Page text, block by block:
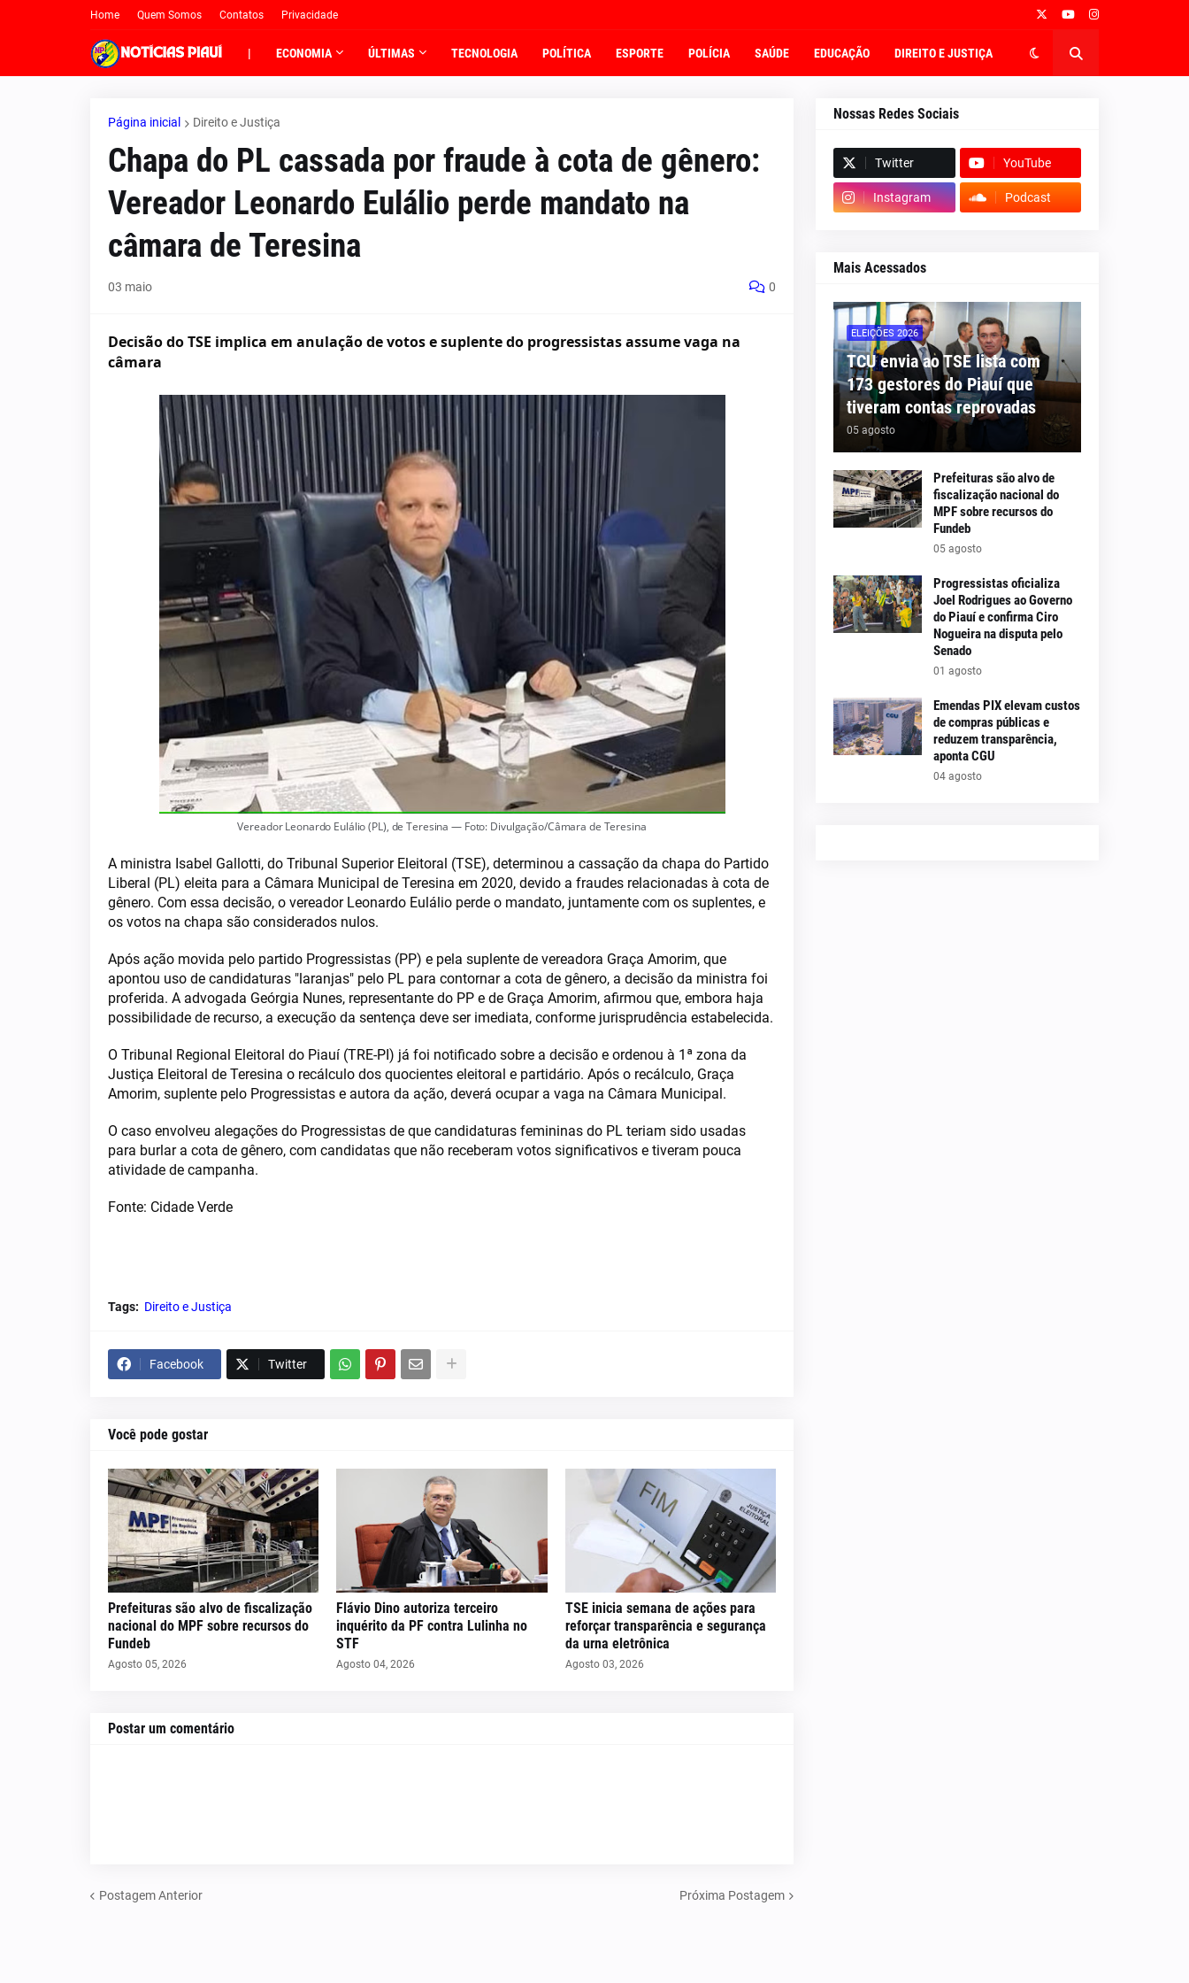
Home Quem Somos Contatos Privacidade
| ECONOMIA ÚLTIMAS TECNOLOGIA POLÍTICA ESPORTE POLÍCIA SAÚDE EDUCAÇÃO DIREITO E JUSTIÇA
Página inicial Direito e Justiça
Chapa do PL cassada por fraude à cota de gênero:
Vereador Leonardo Eulálio perde mandato na
câmara de Teresina
03 maio 0
Decisão do TSE implica em anulação de votos e suplente do progressistas assume vaga na
câmara
Vereador Leonardo Eulálio (PL), de Teresina — Foto: Divulgação/Câmara de Teresina
A ministra Isabel Gallotti, do Tribunal Superior Eleitoral (TSE), determinou a cassação da chapa do Partido
Liberal (PL) eleita para a Câmara Municipal de Teresina em 2020, devido a fraudes relacionadas à cota de
gênero. Com essa decisão, o vereador Leonardo Eulálio perde o mandato, juntamente com os suplentes, e
os votos na chapa são considerados nulos.
Após ação movida pelo partido Progressistas (PP) e pela suplente de vereadora Graça Amorim, que
apontou uso de candidaturas "laranjas" pelo PL para contornar a cota de gênero, a decisão da ministra foi
proferida. A advogada Geórgia Nunes, representante do PP e de Graça Amorim, afirmou que, embora haja
possibilidade de recurso, a execução da sentença deve ser imediata, conforme jurisprudência estabelecida.
O Tribunal Regional Eleitoral do Piauí (TRE-PI) já foi notificado sobre a decisão e ordenou à 1ª zona da
Justiça Eleitoral de Teresina o recálculo dos quocientes eleitoral e partidário. Após o recálculo, Graça
Amorim, suplente pelo Progressistas e autora da ação, deverá ocupar a vaga na Câmara Municipal.
O caso envolveu alegações do Progressistas de que candidaturas femininas do PL teriam sido usadas
para burlar a cota de gênero, com candidatas que não receberam votos significativos e tiveram pouca
atividade de campanha.
Fonte: Cidade Verde
Tags: Direito e Justiça
Facebook Twitter
Você pode gostar
Prefeituras são alvo de fiscalização
nacional do MPF sobre recursos do
Fundeb
Agosto 05, 2026
Flávio Dino autoriza terceiro
inquérito da PF contra Lulinha no
STF
Agosto 04, 2026
TSE inicia semana de ações para
reforçar transparência e segurança
da urna eletrônica
Agosto 03, 2026
Postar um comentário
Postagem Anterior Próxima Postagem
Nossas Redes Sociais
Twitter YouTube
Instagram Podcast
Mais Acessados
ELEIÇÕES 2026
TCU envia ao TSE lista com
173 gestores do Piauí que
tiveram contas reprovadas
05 agosto
Prefeituras são alvo de
fiscalização nacional do
MPF sobre recursos do
Fundeb
05 agosto
Progressistas oficializa
Joel Rodrigues ao Governo
do Piauí e confirma Ciro
Nogueira na disputa pelo
Senado
01 agosto
Emendas PIX elevam custos
de compras públicas e
reduzem transparência,
aponta CGU
04 agosto